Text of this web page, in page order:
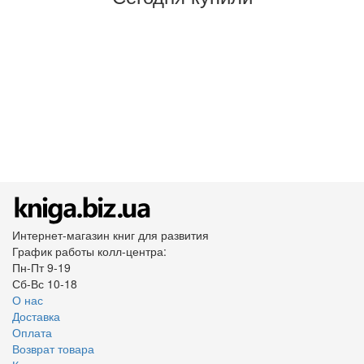
Интернет-магазин книг для развития
График работы колл-центра:
Пн-Пт 9-19
Сб-Вс 10-18
О нас
Доставка
Оплата
Возврат товара